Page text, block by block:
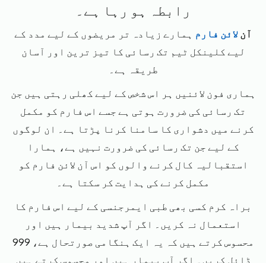
رابطہ ہو رہا ہے۔
آن لائن فارم ہمارے زیادہ تر مریضوں کے لیے مدد کے
لیے کلینکل ٹیم تک رسائی کا تیز ترین اور آسان
طریقہ ہے۔
ہماری فون لائنیں ہر اس شخص کے لیے کھلی رہتی ہیں جن
تک رسائی کی ضرورت ہوتی ہے جسے اس فارم کو مکمل
کرنے میں دشواری کا سامنا کرنا پڑتا ہے۔ ان لوگوں
کے لیے جن تک رسائی کی ضرورت نہیں ہے، ہمارا
استقبالیہ کال کرنے والوں کو اس آن لائن فارم کو
مکمل کرنے کی ہدایت کر سکتا ہے۔
براہ کرم کسی بھی طبی ایمرجنسی کے لیے اس فارم کا
استعمال نہ کریں۔ اگر آپ شدید بیمار ہیں اور
محسوس کرتے ہیں کہ یہ ایک ہنگامی صورتحال ہے، 999
ڈائل کریں۔ اگر آپ بیمار ہیں اور محسوس کرتے ہیں